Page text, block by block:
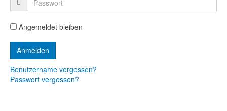
Angemeldet bleiben
Benutzername vergessen?
Passwort vergessen?